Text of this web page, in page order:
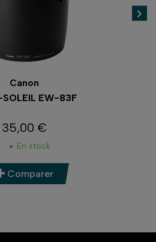
Canon
EW-83F
Prix
35,00 €
En stock
Comparer